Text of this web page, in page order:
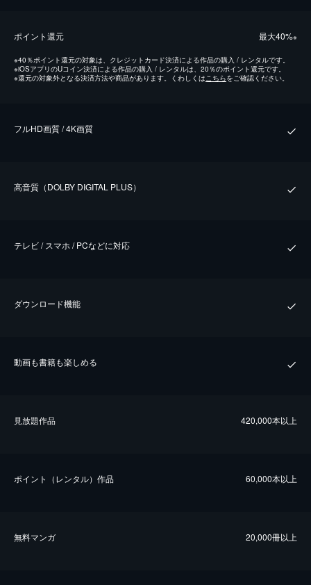
ポイント還元 最⼤40%※
※40％ポイント還元の対象は、クレジットカード決済による作品の購入 / レンタルです。
※iOSアプリのUコイン決済による作品の購入 / レンタルは、20％のポイント還元です。
※還元の対象外となる決済方法や商品があります。くわしくは こちらをご確認ください。
フルHD画質 / 4K画質
⾼⾳質（DOLBY DIGITAL PLUS）
テレビ / スマホ / PCなどに対応
ダウンロード機能
動画も書籍も楽しめる
⾒放題作品 420,000本以上
ポイント（レンタル）作品 60,000本以上
無料マンガ 20,000冊以上